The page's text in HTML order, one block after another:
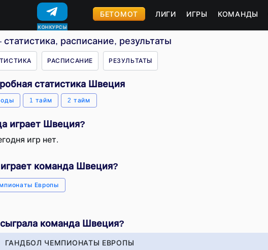
КОНКУРСЫ
БЕТОМОТ ЛИГИ ИГРЫ КОМАНДЫ
расписание, результаты
РАСПИСАНИЕ РЕЗУЛЬТАТЫ
статистика Швеция
1 тайм 2 тайм
играет Швеция?
игр нет.
команда Швеция?
Европы
команда Швеция?
ГАНДБОЛ ЧЕМПИОНАТЫ ЕВРОПЫ